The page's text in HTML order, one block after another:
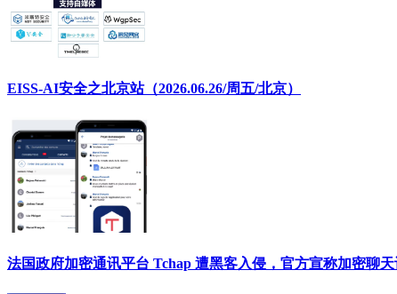
EISS-AI安全之北京站（2026.06.26/周五/北京）
法国政府加密通讯平台 Tchap 遭黑客入侵，官方宣称加密聊